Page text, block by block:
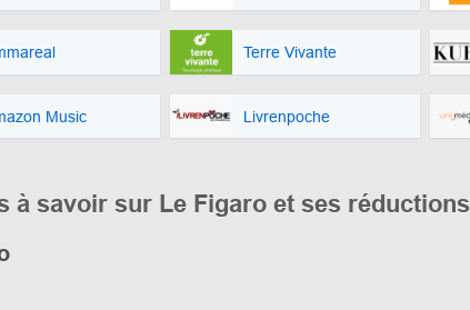
Terre Vivante
Music Livrenpoche
à savoir sur Le Figaro et ses réductions